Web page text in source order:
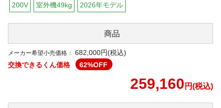
200V 室外機49kg 2026年モデル
商品
メーカー希望小売価格：
682,000円(税込)
交換できるくん価格
62%OFF
259,160 円(税込)